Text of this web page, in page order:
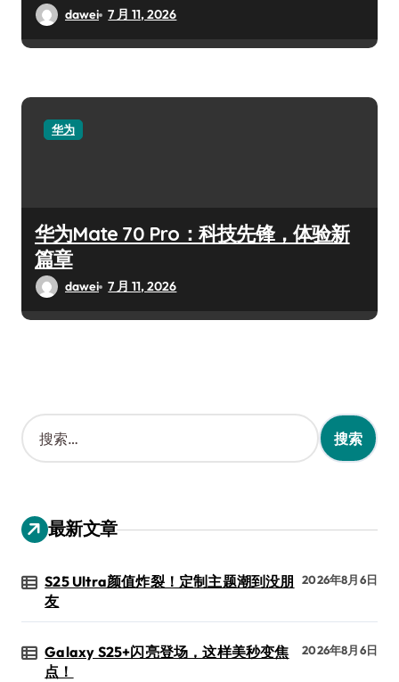
dawei 7 月 11, 2026
华为
华为Mate 70 Pro：科技先锋，体验新
篇章
dawei 7 月 11, 2026
搜
索
：
最新文章
S25 Ultra颜值炸裂！定制主题潮到没朋
友
2026年8月6日
Galaxy S25+闪亮登场，这样美秒变焦
点！
2026年8月6日